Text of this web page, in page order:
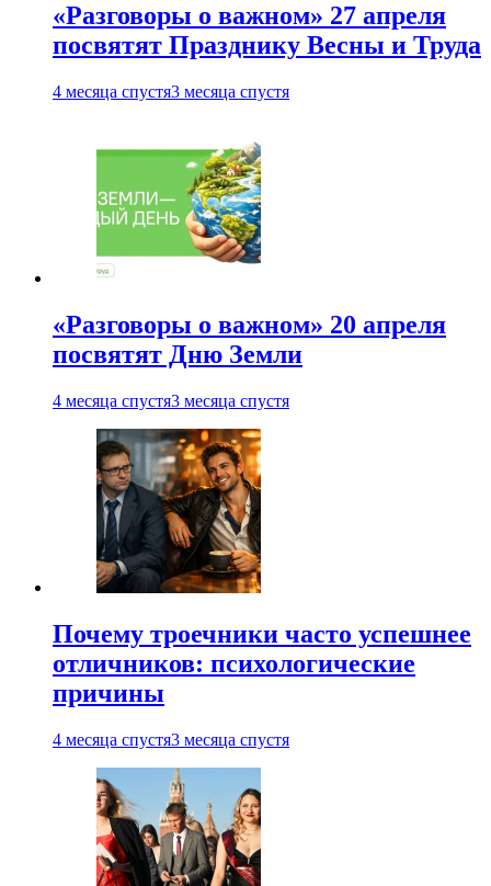
«Разговоры о важном» 27 апреля
посвятят Празднику Весны и Труда
4 месяца спустя3 месяца спустя
«Разговоры о важном» 20 апреля
посвятят Дню Земли
4 месяца спустя3 месяца спустя
Почему троечники часто успешнее
отличников: психологические
причины
4 месяца спустя3 месяца спустя